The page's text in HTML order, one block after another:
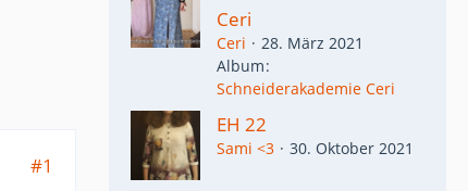
#1
Ceri
Ceri
28. März 2021
Album
Schneiderakademie Ceri
EH 22
Sami <3 30. Oktober 2021